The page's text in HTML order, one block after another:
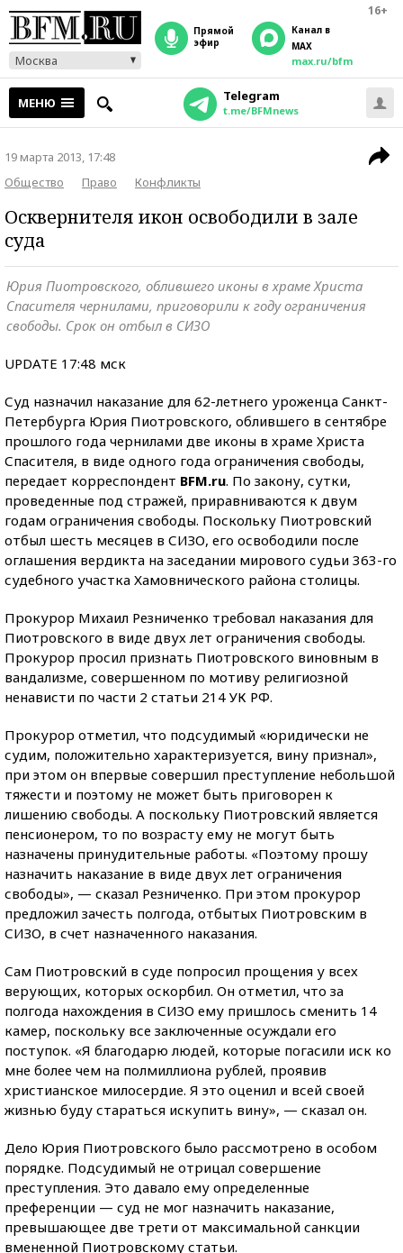
16+
Москва
прямой
эфир
Канал в
MAX
max.ru/bfm
МЕНЮ Telegram
t.me/BFMnews
19 марта 2013, 17:48
Общество
Право Конфликты
Осквернителя икон освободили в зале
суда
Юрия Пиотровского, облившего иконы в храме Христа
Спасителя чернилами, приговорили к году ограничения
свободы. Срок он отбыл в СИЗО
UPDATE 17:48 мск
Суд назначил наказание для 62-летнего уроженца Санкт-
Петербурга Юрия Пиотровского, облившего в сентябре
прошлого года чернилами две иконы в храме Христа
Спасителя, в виде одного года ограничения свободы,
передает корреспондент BFM.ru. По закону, сутки,
проведенные под стражей, приравниваются к двум
годам ограничения свободы. Поскольку Пиотровский
отбыл шесть месяцев в СИЗО, его освободили после
оглашения вердикта на заседании мирового судьи 363-го
судебного участка Хамовнического района столицы.
Прокурор Михаил Резниченко требовал наказания для
Пиотровского в виде двух лет ограничения свободы.
Прокурор просил признать Пиотровского виновным в
вандализме, совершенном по мотиву религиозной
ненависти по части 2 статьи 214 УК РФ.
Прокурор отметил, что подсудимый «юридически не
судим, положительно характеризуется, вину признал»,
при этом он впервые совершил преступление небольшой
тяжести и поэтому не может быть приговорен к
лишению свободы. А поскольку Пиотровский является
пенсионером, то по возрасту ему не могут быть
назначены принудительные работы. «Поэтому прошу
назначить наказание в виде двух лет ограничения
свободы», — сказал Резниченко. При этом прокурор
предложил зачесть полгода, отбытых Пиотровским в
СИЗО, в счет назначенного наказания.
Сам Пиотровский в суде попросил прощения у всех
верующих, которых оскорбил. Он отметил, что за
полгода нахождения в СИЗО ему пришлось сменить 14
камер, поскольку все заключенные осуждали его
поступок. «Я благодарю людей, которые погасили иск ко
мне более чем на полмиллиона рублей, проявив
христианское милосердие. Я это оценил и всей своей
жизнью буду стараться искупить вину», — сказал он.
Дело Юрия Пиотровского было рассмотрено в особом
порядке. Подсудимый не отрицал совершение
преступления. Это давало ему определенные
преференции — суд не мог назначить наказание,
превышающее две трети от максимальной санкции
вмененной Пиотровскому статьи.